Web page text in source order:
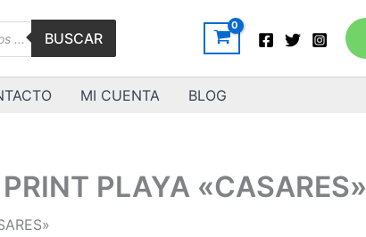
BUSCAR
MI CUENTA BLOG
PLAYA «CASARES»